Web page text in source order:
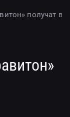
получат